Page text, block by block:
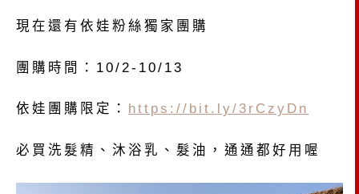
現在還有依娃粉絲獨家團購
團購時間：10/2-10/13
依娃團購限定： https://bit.ly/3rCzyDn
必買洗髮精、沐浴乳、髮油，通通都好用喔